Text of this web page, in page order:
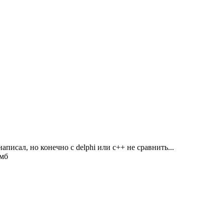
но конечно с delphi или c++ не сравнить...